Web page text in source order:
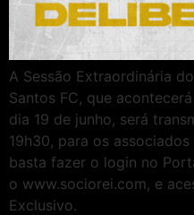
A Sessão Extraordinária
Santos FC, que
dia 19 de junho, será
19h30, para os
basta fazer o login no
o www.sociorei.com, e
Exclusivo.